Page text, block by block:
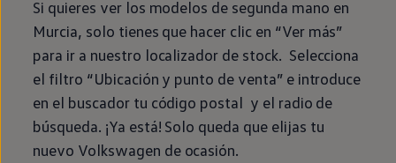
Si quieres ver los modelos de segunda mano en
Murcia, solo tienes que hacer clic en “Ver más”
para ir a nuestro localizador de stock. Selecciona
el filtro “Ubicación y punto de venta” e introduce
en el buscador tu código postal y el radio de
búsqueda. ¡Ya está! Solo queda que elijas tu
nuevo Volkswagen de ocasión.